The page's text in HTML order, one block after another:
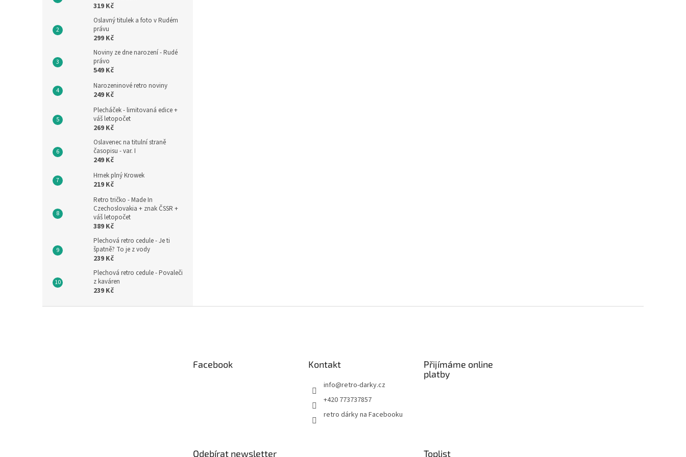
319 Kč
Oslavný titulek a foto v Rudém
právu
299 Kč
Noviny ze dne narození - Rudé
právo
549 Kč
Narozeninové retro noviny
249 Kč
Plecháček - limitovaná edice +
váš letopočet
269 Kč
Oslavenec na titulní straně
časopisu - var. I
249 Kč
Hrnek plný Krowek
219 Kč
Retro tričko - Made In
Czechoslovakia + znak ČSSR +
váš letopočet
389 Kč
Plechová retro cedule - Je ti
špatně? To je z vody
239 Kč
Plechová retro cedule - Povaleči
z kaváren
239 Kč
Facebook Kontakt
info@retro-darky.cz
+420 773737857
retro dárky na Facebooku
Přijímáme online
platby
Odebírat newsletter Toplist